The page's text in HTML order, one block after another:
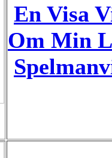
En Visa
Om Min